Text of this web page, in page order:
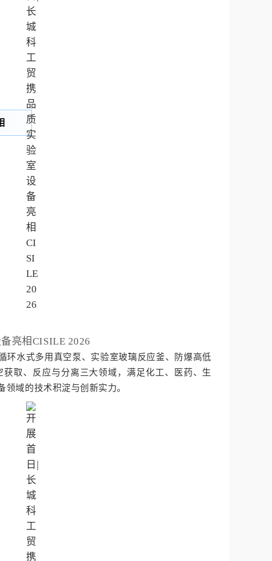
环水式多用真空泵、实验室玻璃反应釜、防爆高低
取、反应与分离三大领域，满足化工、医药、生
域的技术积淀与创新实力。